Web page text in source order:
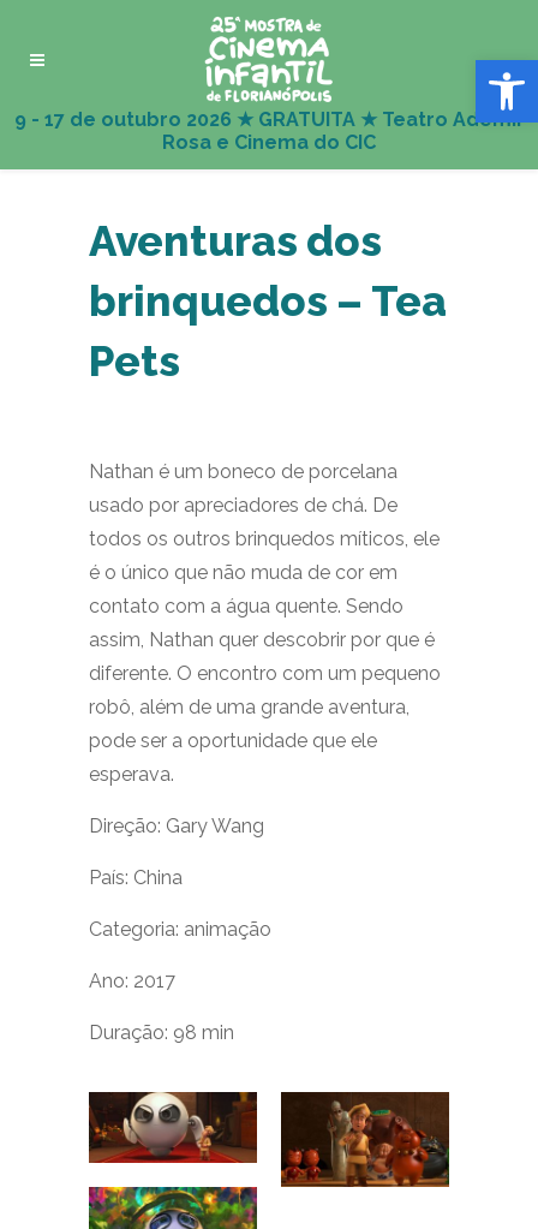
Abrir
Aventuras dos
brinquedos – Tea
Pets
Nathan é um boneco de porcelana
usado por apreciadores de chá. De
todos os outros brinquedos míticos, ele
é o único que não muda de cor em
contato com a água quente. Sendo
assim, Nathan quer descobrir por que é
diferente. O encontro com um pequeno
robô, além de uma grande aventura,
pode ser a oportunidade que ele
esperava.
Direção: Gary Wang
País: China
Categoria: animação
Ano: 2017
Duração: 98 min